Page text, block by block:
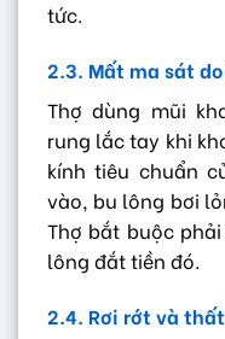
tức.
2.3. Mất ma sát
Thợ dùng mũi
rung lắc tay khi
kính tiêu chuẩn
vào, bu lông bơi
Thợ bắt buộc
lông đắt tiền đó.
2.4. Rơi rớt và